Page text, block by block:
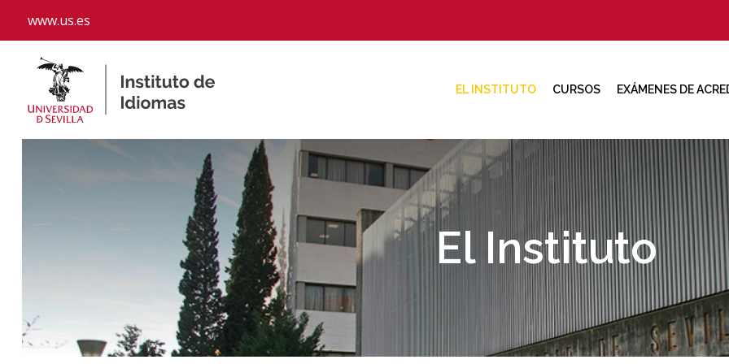
www.us.es
EL INSTITUTO CURSOS EXÁMENES DE
El Instituto